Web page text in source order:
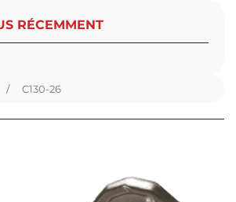
RÉCEMMENT
C130-26